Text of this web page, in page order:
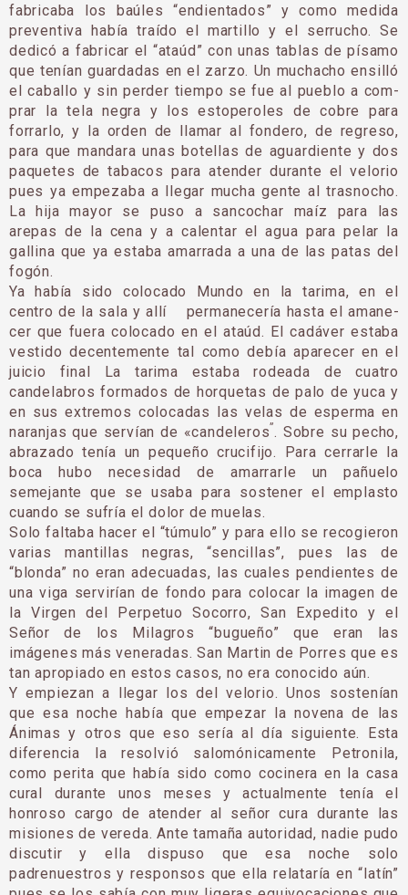
fabricaba los baúles “endientados” y como medida
preventiva ha­bía traído el martillo y el serrucho. Se
dedicó a fa­bricar el “ataúd” con unas tablas de písamo
que te­nían guardadas en el zarzo. Un muchacho ensilló
el caballo y sin perder tiempo se fue al pueblo a com­
prar la tela negra y los estoperoles de cobre para
forrarlo, y la orden de lla­mar al fondero, de regreso,
para que mandara unas botellas de aguardiente y dos
paquetes de tabacos para atender durante el velorio
pues ya empezaba a llegar mucha gente al trasnocho.
La hija mayor se puso a sancochar maíz para las
arepas de la cena y a calentar el agua para pelar la
gallina que ya es­taba amarrada a una de las patas del
fogón.
Ya había sido colocado Mundo en la tarima, en el
centro de la sala y allí permanecería hasta el amane­
cer que fuera colocado en el ataúd. El cadáver estaba
vestido decentemente tal como debía aparecer en el
juicio final La tarima estaba rodeada de cuatro
candelabros formados de hor­quetas de palo de yuca y
en sus extremos colocadas las velas de esperma en
naranjas que servían de «candeleros”. Sobre su pecho,
abrazado tenía un pequeño crucifijo. Para ce­rrarle la
boca hubo necesidad de amarrarle un pa­ñuelo
semejante que se usaba para sostener el emplasto
cuando se sufría el dolor de muelas.
Solo faltaba hacer el “túmulo” y para ello se recogieron
varias mantillas ne­gras, “sencillas”, pues las de
“blonda” no eran adecuadas, las cuales pendientes de
una viga servirían de fondo para colocar la imagen de
la Virgen del Per­petuo Socorro, San Expe­dito y el
Señor de los Milagros “bugueño” que eran las
imágenes más venera­das. San Martin de Porres que es
tan apropiado en estos casos, no era conoci­do aún.
Y empiezan a llegar los del velorio. Unos sostenían
que esa noche había que empezar la novena de las
Ánimas y otros que eso se­ría al día siguiente. Esta
diferencia la resolvió salomónicamente Petronila,
como perita que había sido como cocinera en la ca­sa
cural durante unos me­ses y actualmente tenía el
honroso cargo de atender al señor cura durante las
misiones de vereda. Ante tamaña autoridad, nadie pudo
discutir y ella dispuso que esa noche solo
padrenuestros y responsos que ella relataría en “latín”